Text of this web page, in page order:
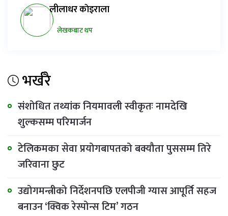
लीलाधर काेइराला
लेखकबाट थप
भर्खरै
संशोधित तथ्यांक नियमावली स्वीकृतः नामदेखि
शुल्कसम्म परिमार्जन
टेलिकमका सेवा प्रयोगबापतको बक्यौता पुससम्म तिरे
जरिवाना छुट
उद्योगमन्त्रीको निर्देशनपछि एलपीजी ग्यास आपूर्ति सहज
बनाउन ‘क्विक रेस्पोन्स टिम’ गठन